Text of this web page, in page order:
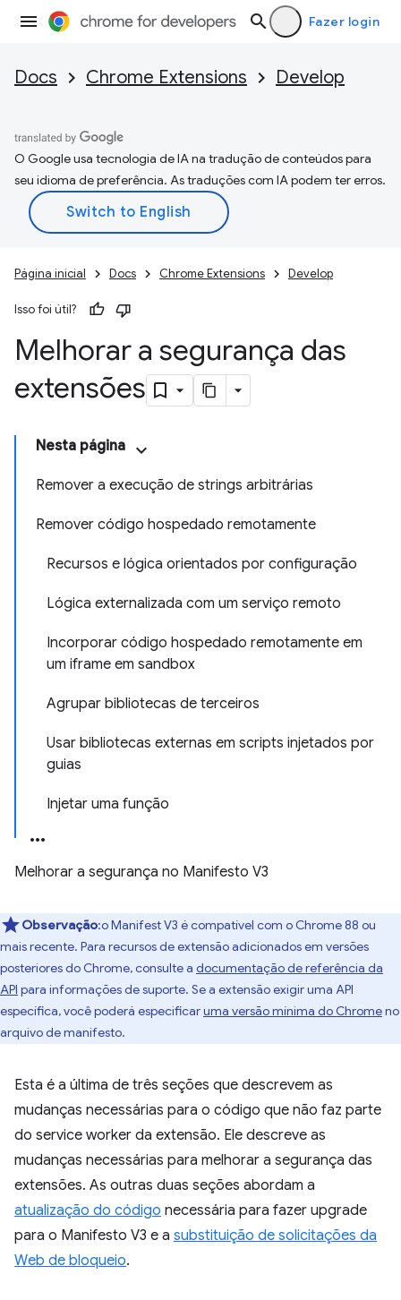
Fazer login
Docs Chrome Extensions Develop
O Google usa tecnologia de IA na tradução de conteúdos para
seu idioma de preferência. As traduções com IA podem ter erros.
Página inicial Docs Chrome Extensions Develop
Isso foi útil?
Melhorar a segurança das
extensões
Nesta página
Remover a execução de strings arbitrárias
Remover código hospedado remotamente
Recursos e lógica orientados por configuração
Lógica externalizada com um serviço remoto
Incorporar código hospedado remotamente em
um iframe em sandbox
Agrupar bibliotecas de terceiros
Usar bibliotecas externas em scripts injetados por
guias
Injetar uma função
Melhorar a segurança no Manifesto V3
Observação:o Manifest V3 é compatível com o Chrome 88 ou
mais recente. Para recursos de extensão adicionados em versões
posteriores do Chrome, consulte a documentação de referência da
API para informações de suporte. Se a extensão exigir uma API
específica, você poderá especificaruma versão mínima do Chromeno
arquivo de manifesto.
Esta é a última de três seções que descrevem as
mudanças necessárias para o código que não faz parte
do service worker da extensão. Ele descreve as
mudanças necessárias para melhorar a segurança das
extensões. As outras duas seções abordam a
atualização do código necessária para fazer upgrade
para o Manifesto V3 e a substituição de solicitações da
Web de bloqueio.